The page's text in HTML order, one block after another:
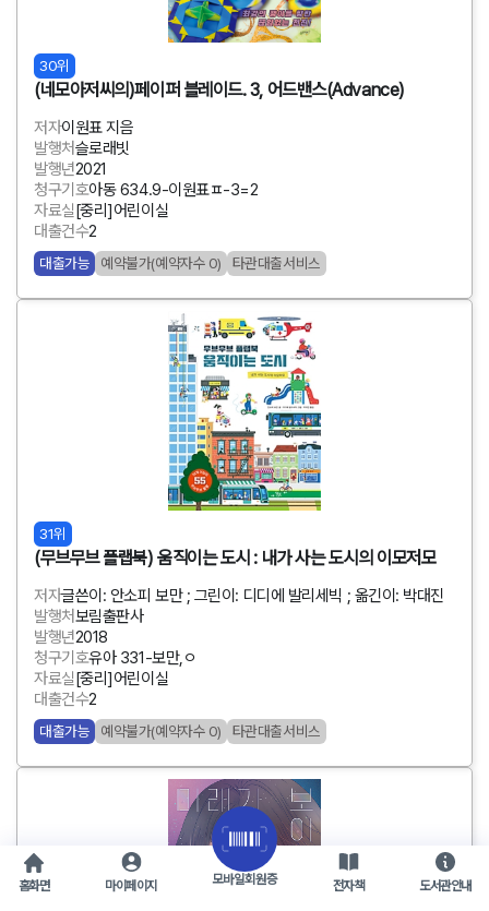
홈화면 마이페이지 모바일회원증 전자책 도서관안내
30위
(네모아저씨의)페이퍼 블레이드. 3, 어드밴스(Advance)
저자이원표 지음
발행처슬로래빗
발행년2021
청구기호아동 634.9-이원표ㅍ-3=2
자료실 [중리]어린이실
대출건수2
대출가능 예약불가(예약자수 0) 타관대출서비스
31위
(무브무브 플랩북) 움직이는 도시 : 내가 사는 도시의 이모저모
저자글쓴이: 안소피 보만 ; 그린이: 디디에 발리세빅 ; 옮긴이: 박대진
발행처보림출판사
발행년2018
청구기호유아 331-보만,ㅇ
자료실[중리]어린이실
대출건수2
대출가능 예약불가(예약자수 0) 타관대출서비스